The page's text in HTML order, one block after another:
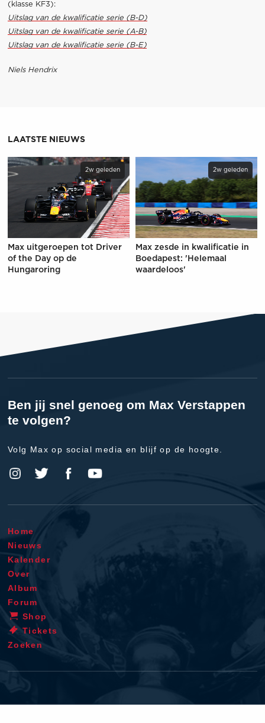
(klasse KF3):
Uitslag van de kwalificatie serie (B-D)
Uitslag van de kwalificatie serie (A-B)
Uitslag van de kwalificatie serie (B-E)
Niels Hendrix
LAATSTE NIEUWS
2w geleden
Max uitgeroepen tot Driver
of the Day op de
Hungaroring
2w geleden
Max zesde in kwalificatie in
Boedapest: 'Helemaal
waardeloos'
Ben jij snel genoeg om Max Verstappen
te volgen?
Volg Max op social media en blijf op de hoogte.
Home
Nieuws
Kalender
Over
Album
Forum
Shop
Tickets
Zoeken